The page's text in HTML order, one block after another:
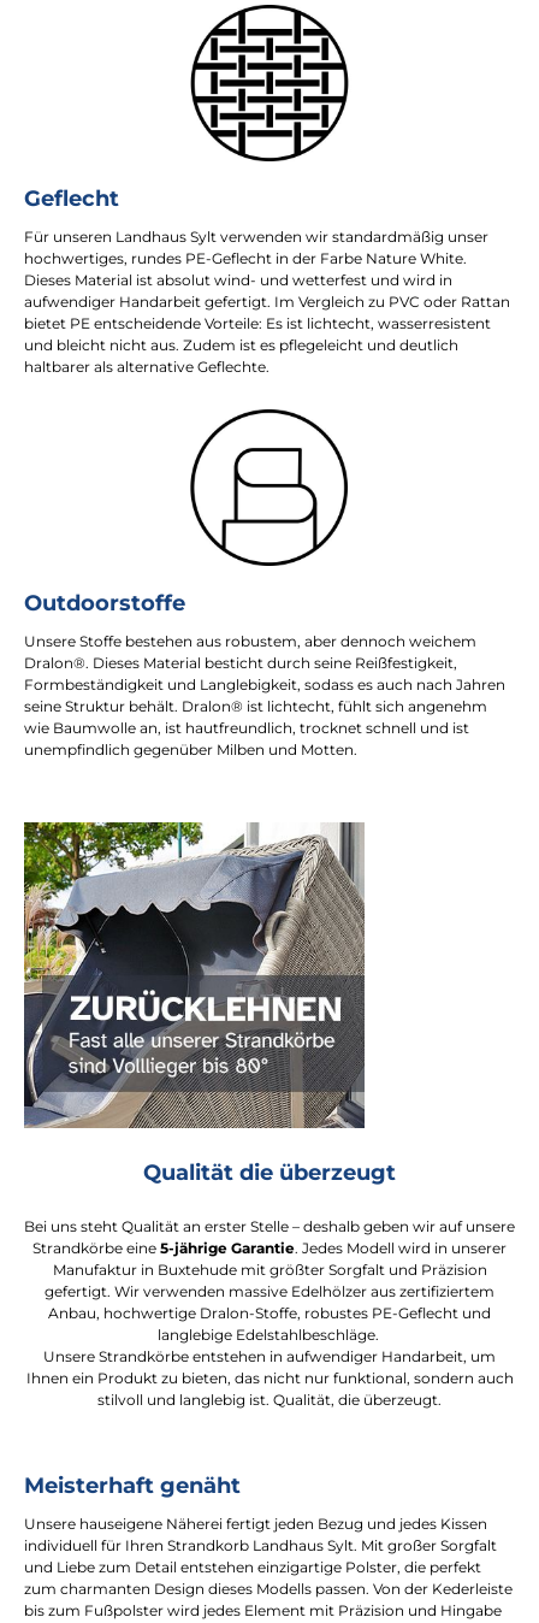
Geflecht
Für unseren Landhaus Sylt verwenden wir standardmäßig unser
hochwertiges, rundes PE-Geflecht in der Farbe Nature White.
Dieses Material ist absolut wind- und wetterfest und wird in
aufwendiger Handarbeit gefertigt. Im Vergleich zu PVC oder Rattan
bietet PE entscheidende Vorteile: Es ist lichtecht, wasserresistent
und bleicht nicht aus. Zudem ist es pflegeleicht und deutlich
haltbarer als alternative Geflechte.
Outdoorstoffe
Unsere Stoffe bestehen aus robustem, aber dennoch weichem
Dralon®. Dieses Material besticht durch seine Reißfestigkeit,
Formbeständigkeit und Langlebigkeit, sodass es auch nach Jahren
seine Struktur behält. Dralon® ist lichtecht, fühlt sich angenehm
wie Baumwolle an, ist hautfreundlich, trocknet schnell und ist
unempfindlich gegenüber Milben und Motten.
Qualität die überzeugt
Bei uns steht Qualität an erster Stelle – deshalb geben wir auf unsere
Strandkörbe eine 5-jährige Garantie. Jedes Modell wird in unserer
Manufaktur in Buxtehude mit größter Sorgfalt und Präzision
gefertigt. Wir verwenden massive Edelhölzer aus zertifiziertem
Anbau, hochwertige Dralon-Stoffe, robustes PE-Geflecht und
langlebige Edelstahlbeschläge.
Unsere Strandkörbe entstehen in aufwendiger Handarbeit, um
Ihnen ein Produkt zu bieten, das nicht nur funktional, sondern auch
stilvoll und langlebig ist. Qualität, die überzeugt.
Meisterhaft genäht
Unsere hauseigene Näherei fertigt jeden Bezug und jedes Kissen
individuell für Ihren Strandkorb Landhaus Sylt. Mit großer Sorgfalt
und Liebe zum Detail entstehen einzigartige Polster, die perfekt
zum charmanten Design dieses Modells passen. Von der Kederleiste
bis zum Fußpolster wird jedes Element mit Präzision und Hingabe